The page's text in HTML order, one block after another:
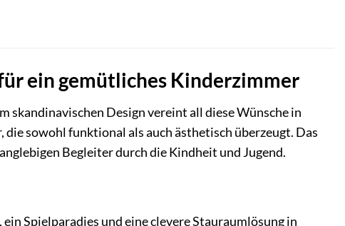
ein gemütliches Kinderzimmer
skandinavischen Design vereint all diese Wünsche in
sowohl funktional als auch ästhetisch überzeugt. Das
Begleiter durch die Kindheit und Jugend.
Spielparadies und eine clevere Stauraumlösung in